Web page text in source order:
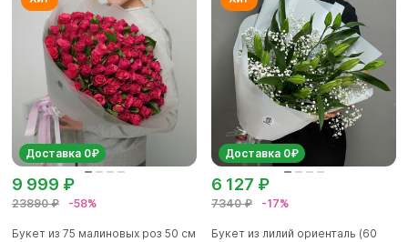
Доставка 0₽
23890 ₽ -58%
9 999 ₽
Букет из 75 малиновых роз 50 см
Доставка 0₽
7340 ₽ -17%
6 127 ₽
Букет из лилий ориенталь (60